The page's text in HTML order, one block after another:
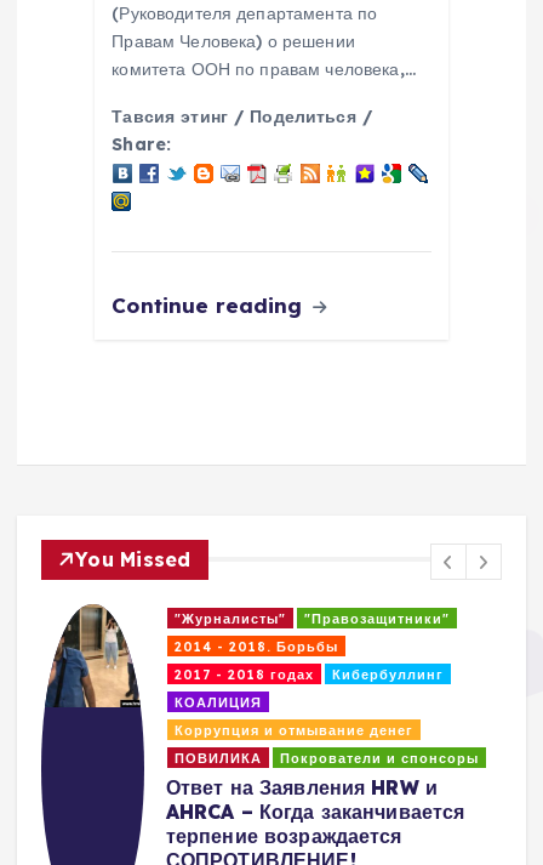
(Руководителя департамента по
Правам Человека) о решении
комитета ООН по правам человека,…
Тавсия этинг / Поделиться /
Share:
Continue reading
You Missed
"Журналисты"
"Правозащитники"
2014 - 2018. Борьбы
2017 - 2018 годах
Кибербуллинг
КОАЛИЦИЯ
Коррупция и отмывание денег
ПОВИЛИКА
Покрователи и спонсоры
Ответ на Заявления HRW и
AHRCA – Когда заканчивается
терпение возраждается